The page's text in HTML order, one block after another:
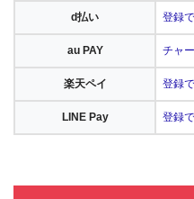
d払い 登録
au PAY チャ
楽天ペイ 登録
LINE Pay 登録